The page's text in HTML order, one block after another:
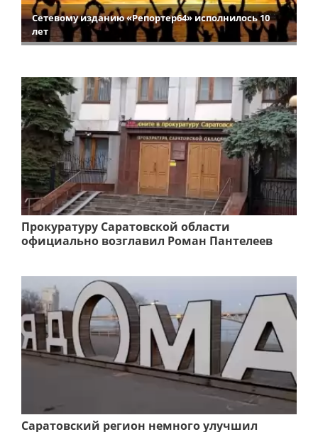
Сетевому изданию «Репортер64» исполнилось 10
лет
Прокуратуру Саратовской области
официально возглавил Роман Пантелеев
Саратовский регион немного улучшил